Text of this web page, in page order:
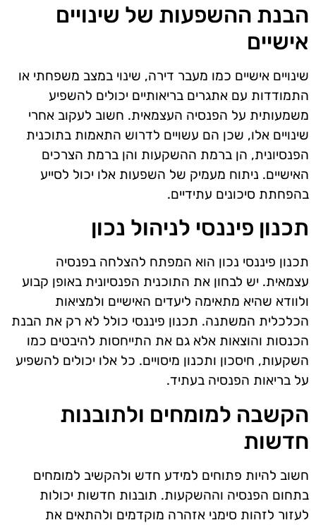
הבנת ההשפעות של שינויים
אישיים
שינויים אישיים כמו מעבר דירה, שינוי במצב משפחתי או
התמודדות עם אתגרים בריאותיים יכולים להשפיע
משמעותית על הפנסיה העצמאית. חשוב לעקוב אחרי
שינויים אלו, שכן הם עשויים לדרוש התאמות בתוכנית
הפנסיונית, הן ברמת ההשקעות והן ברמת הצרכים
האישיים. ניתוח מעמיק של השפעות אלו יכול לסייע
בהפחתת סיכונים עתידיים.
תכנון פיננסי לניהול נכון
תכנון פיננסי נכון הוא המפתח להצלחה בפנסיה
עצמאית. יש לבחון את התוכנית הפנסיונית באופן קבוע
ולוודא שהיא מתאימה ליעדים האישיים ולמציאות
הכלכלית המשתנה. תכנון פיננסי כולל לא רק את הבנת
הכנסות והוצאות אלא גם את התייחסות להיבטים כמו
השקעות, חיסכון ותכנון מיסויים. כל אלו יכולים להשפיע
על בריאות הפנסיה בעתיד.
הקשבה למומחים ולתובנות
חדשות
חשוב להיות פתוחים למידע חדש ולהקשיב למומחים
בתחום הפנסיה וההשקעות. תובנות חדשות יכולות
לעזור לזהות סימני אזהרה מוקדמים ולהתאים את